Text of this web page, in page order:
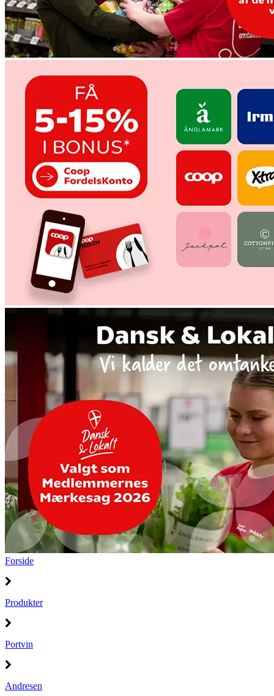
Forside
Produkter
Portvin
Andresen